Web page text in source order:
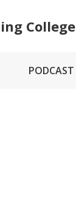
College
PODCAST